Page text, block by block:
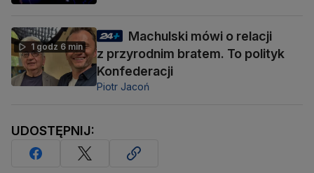
1 godz 6 min
Machulski mówi o relacji
z przyrodnim bratem. To polityk
Konfederacji
Piotr Jacoń
UDOSTĘPNIJ: